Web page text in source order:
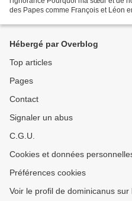
des Papes comme François et Léon
Hébergé par Overblog
Top articles
Pages
Contact
Signaler un abus
C.G.U.
Cookies et données
Préférences cookies
Voir le profil de dominicanus